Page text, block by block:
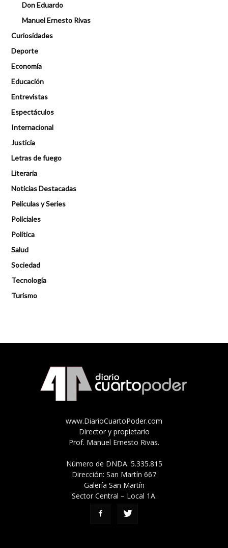
Don Eduardo
Manuel Ernesto Rivas
Curiosidades
Deporte
Economía
Educación
Entrevistas
Espectáculos
Internacional
Justicia
Letras de fuego
Literaria
Noticias Destacadas
Peliculas y Series
Policiales
Política
Salud
Sociedad
Tecnología
Turismo
www.DiarioCuartoPoder.com
Director y propietario
Prof. Manuel Ernesto Rivas.
Número de DNDA: 5.335.815
Dirección: San Martín 667
Galería San Martín
Sector Central – Local 1A.